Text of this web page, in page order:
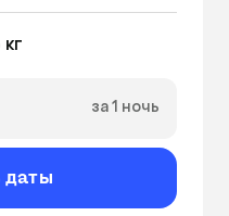
за 1 ночь
даты